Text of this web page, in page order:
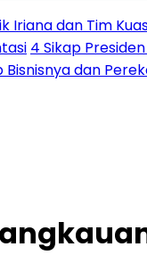
Iriana dan Tim
4 Sikap
dan